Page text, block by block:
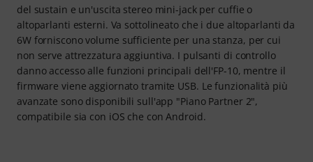
del sustain e un'uscita stereo mini-jack per cuffie o
altoparlanti esterni. Va sottolineato che i due altoparlanti da
6W forniscono volume sufficiente per una stanza, per cui
non serve attrezzatura aggiuntiva. I pulsanti di controllo
danno accesso alle funzioni principali dell'FP-10, mentre il
firmware viene aggiornato tramite USB. Le funzionalità più
avanzate sono disponibili sull'app "Piano Partner 2",
compatibile sia con iOS che con Android.